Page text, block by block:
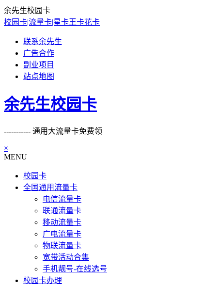
余先生校园卡
校园卡|流量卡|星卡王卡花卡
联系余先生
广告合作
副业项目
站点地图
余先生校园卡
----------- 通用大流量卡免费领
×
MENU
校园卡
全国通用流量卡
电信流量卡
联通流量卡
移动流量卡
广电流量卡
物联流量卡
宽带活动合集
手机靓号-在线选号
校园卡办理